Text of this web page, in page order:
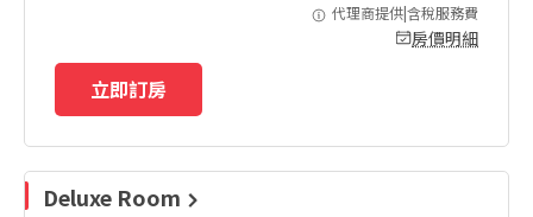
代理商提供|含稅服務費
房價明細
立即訂房
Deluxe Room